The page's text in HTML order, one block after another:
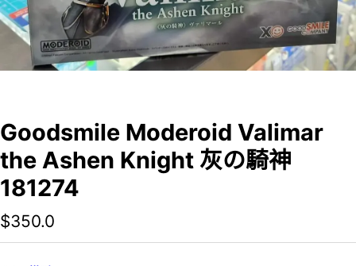
Goodsmile Moderoid Valimar
the Ashen Knight 灰の騎神
181274
$350.0